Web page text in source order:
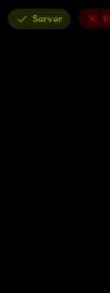
- Auswahl der
-0,8 und Geräte
Server